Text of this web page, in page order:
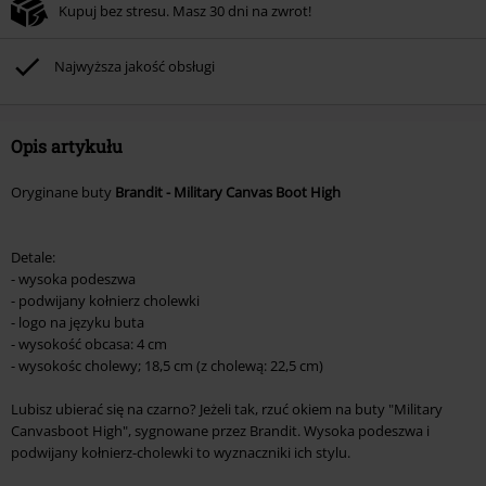
Nie łączy się z innymi kodami promocyjnymi. Promocja nie obejmuje: mediów
Rammstein, (Till) Lindemann, Böhse Onkelz, Broilers, Die Ärzte, Die Toten
Hosen, Metality oraz artykułów z donacją w cenie.
Kupuj bez stresu. Masz 30 dni na zwrot!
Najwyższa jakość obsługi
Opis artykułu
Oryginane buty Brandit - Military Canvas Boot High
Detale:
- wysoka podeszwa
- podwijany kołnierz cholewki
- logo na języku buta
- wysokość obcasa: 4 cm
- wysokośc cholewy; 18,5 cm (z cholewą: 22,5 cm)
Lubisz ubierać się na czarno? Jeżeli tak, rzuć okiem na buty "Military
Canvasboot High", sygnowane przez Brandit. Wysoka podeszwa i
podwijany kołnierz-cholewki to wyznaczniki ich stylu.